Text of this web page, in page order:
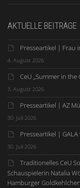
AKTUELLE BEITRÄGE
Presseartikel | Frau
4. August 2026
CeU „Summer in
3. August 2026
Presseartikel | AZ
30. Juli 2026
Presseartikel | GALA
30. Juli 2026
Traditionelles CeU
Schauspielerin Natalia
Hamburger